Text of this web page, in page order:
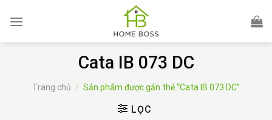
Cata IB 073 DC
Trang chủ / Sản phẩm được gắn thẻ “Cata IB 073 DC”
LỌC